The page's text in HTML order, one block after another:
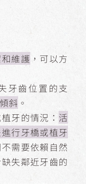
維護，可以方
牙齒位置的支
斜 。
牙的情況： 活
行牙橋或植牙
需要依賴自然
失鄰近牙齒的